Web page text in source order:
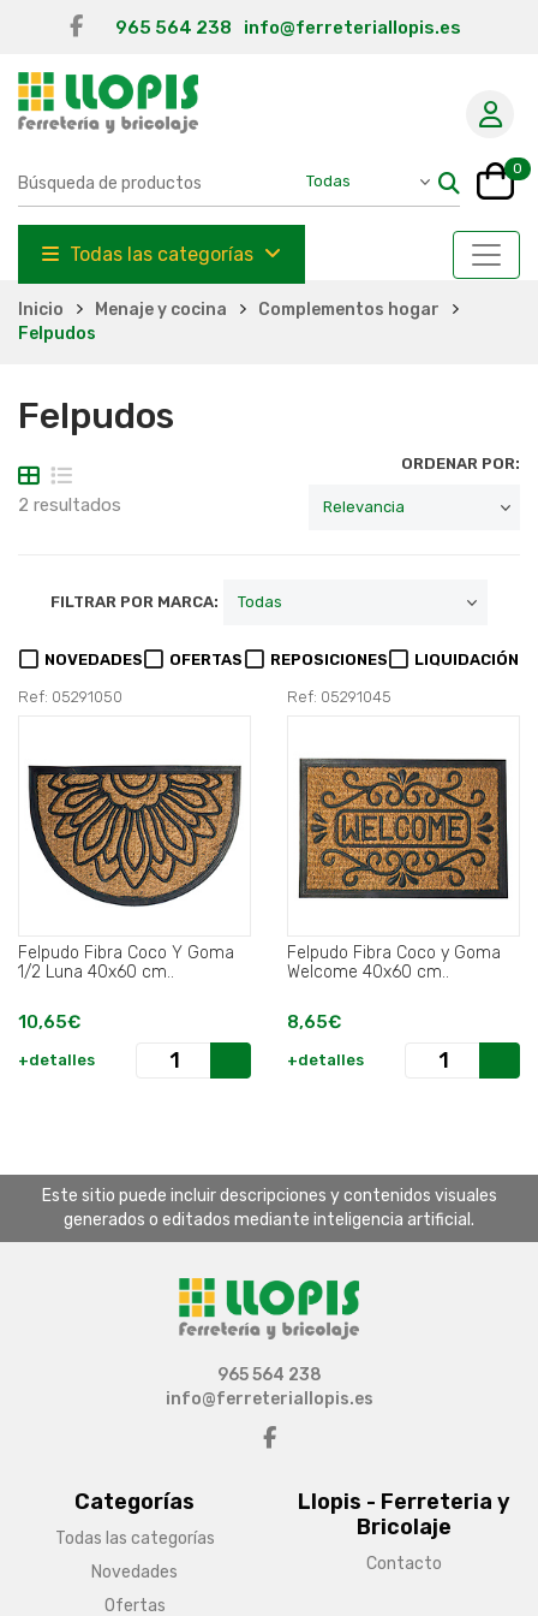
965 564 238 info@ferreteriallopis.es
0
Todas las categorías
Inicio Menaje y cocina
Complementos hogar
Felpudos
Felpudos
2 resultados
ORDENAR POR:
FILTRAR POR MARCA:
NOVEDADES OFERTAS REPOSICIONES LIQUIDACIÓN
Ref: 05291050
Felpudo Fibra Coco Y Goma
1/2 Luna 40x60 cm..
10,65€
+detalles
Ref: 05291045
Felpudo Fibra Coco y Goma
Welcome 40x60 cm..
8,65€
+detalles
Este sitio puede incluir descripciones y contenidos visuales
generados o editados mediante inteligencia artificial.
Categorías
Todas las categorías
Novedades
Ofertas
Llopis - Ferreteria y
Bricolaje
Contacto
965 564 238
info@ferreteriallopis.es